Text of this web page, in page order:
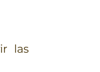
las